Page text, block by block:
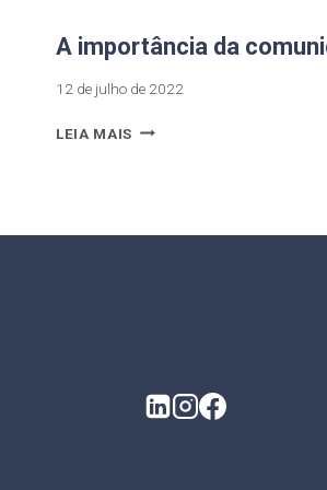
A importância da
12 de julho de 2022
LEIA MAIS